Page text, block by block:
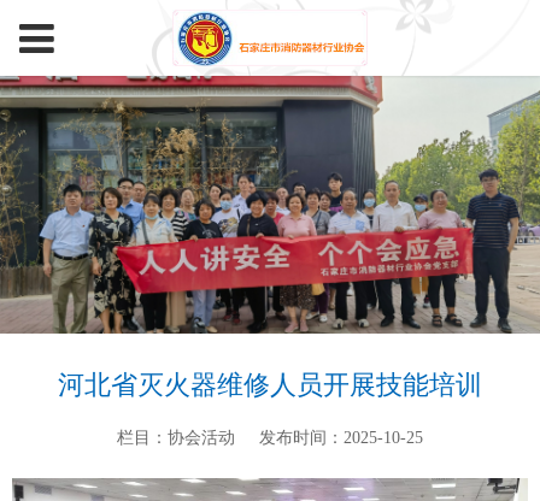
河北省灭火器维修人员开展技能培训
栏目：协会活动 发布时间：2025-10-25